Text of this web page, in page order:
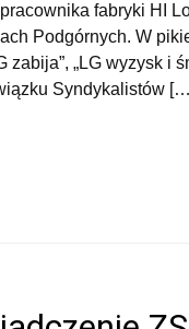
fabryki HI
Podgórnych. W
zabija”, „LG wyzysk i
Syndykalistów